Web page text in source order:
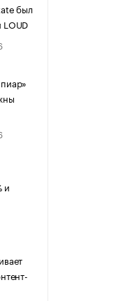
был
LOUD
и